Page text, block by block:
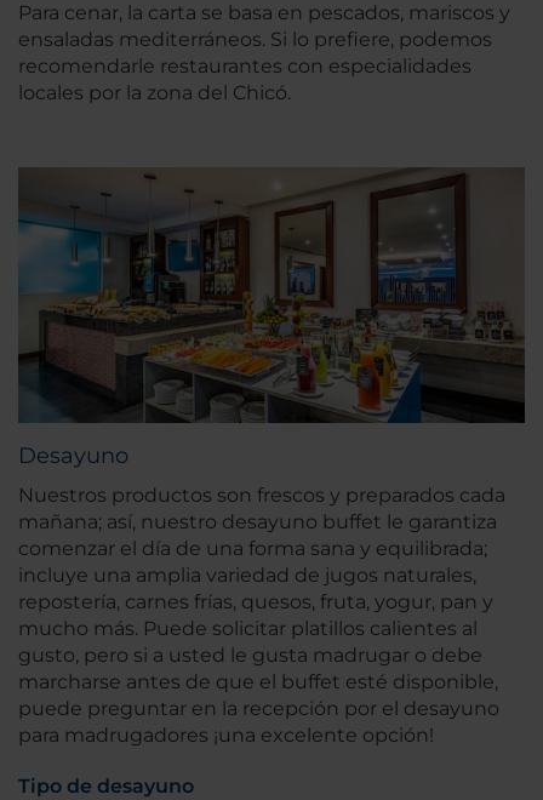
Para cenar, la carta se basa en pescados, mariscos y
ensaladas mediterráneos. Si lo prefiere, podemos
recomendarle restaurantes con especialidades
locales por la zona del Chicó.
Desayuno
Nuestros productos son frescos y preparados cada
mañana; así, nuestro desayuno buffet le garantiza
comenzar el día de una forma sana y equilibrada;
incluye una amplia variedad de jugos naturales,
repostería, carnes frías, quesos, fruta, yogur, pan y
mucho más. Puede solicitar platillos calientes al
gusto, pero si a usted le gusta madrugar o debe
marcharse antes de que el buffet esté disponible,
puede preguntar en la recepción por el desayuno
para madrugadores ¡una excelente opción!
Tipo de desayuno